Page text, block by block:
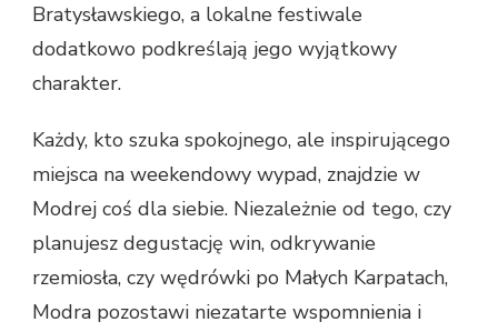
Bratysławskiego, a lokalne festiwale
dodatkowo podkreślają jego wyjątkowy
charakter.
Każdy, kto szuka spokojnego, ale inspirującego
miejsca na weekendowy wypad, znajdzie w
Modrej coś dla siebie. Niezależnie od tego, czy
planujesz degustację win, odkrywanie
rzemiosła, czy wędrówki po Małych Karpatach,
Modra pozostawi niezatarte wspomnienia i